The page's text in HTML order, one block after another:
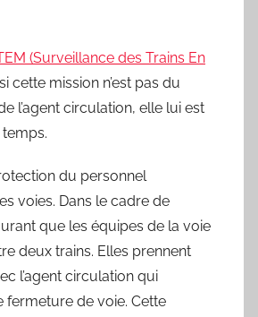
(Surveillance des Trains En
cette mission n’est pas du
l’agent circulation, elle lui est
du personnel
voies. Dans le cadre de
que les équipes de la voie
deux trains. Elles prennent
l’agent circulation qui
fermeture de voie. Cette